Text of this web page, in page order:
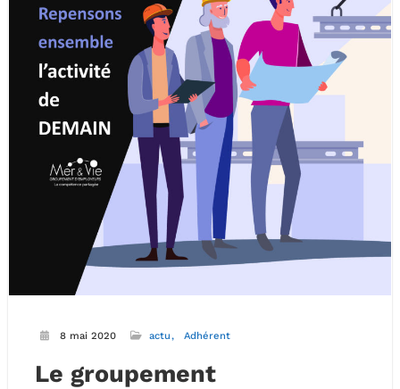
8 mai 2020 actu Adhérent
Le groupement